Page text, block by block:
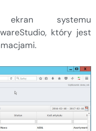
ekran systemu
który jest